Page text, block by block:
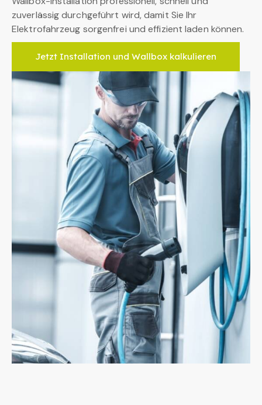
zuverlässig durchgeführt wird, damit Sie Ihr
Elektrofahrzeug sorgenfrei und effizient laden können.
Jetzt Installation und Wallbox kalkulieren